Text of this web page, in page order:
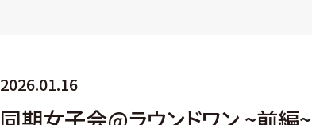
2026.01.16